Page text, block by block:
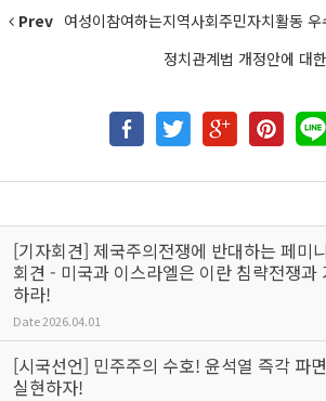
Prev 여성이참여하는지역사회주민자치활동
정치관계법 개정안에 대
[기자회견] 제국주의전쟁에 반대하는 페미
회견 - 미국과 이스라엘은 이란 침략전쟁과
하라!
Date2026.04.01
[시국선언] 민주주의 수호! 윤석열 즉각 파
실현하자!